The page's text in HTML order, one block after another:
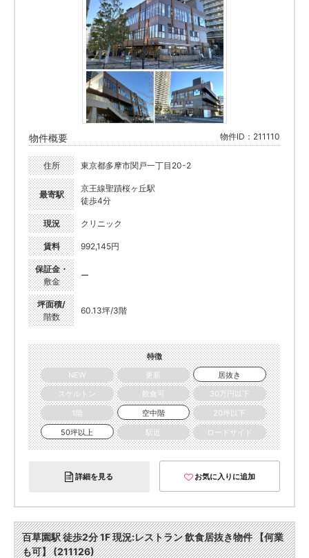
物件概要 物件ID：211110
住所 東京都多摩市関戸一丁目20-2
最寄駅
京王線聖蹟桜ヶ丘駅
徒歩4分
現況 クリニック
賃料 992,145円
保証金・
敷金
ー
坪面積/
階数
60.13坪/3階
特徴
NEW
更新
居抜き
スケルトン
飲食可
30万円以下
1階
空中階
20坪以下
50坪以上
駅近 ロードサイド
詳細を見る お気に入りに追加
百草園駅 徒歩2分 1F 現況:レストラン 飲食居抜き物件 【何業
も可】 (211126)